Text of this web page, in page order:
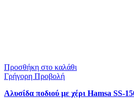
Προσθήκη στο καλάθι
Γρήγορη Προβολή
Αλυσίδα ποδιού με χέρι Hamsa SS-